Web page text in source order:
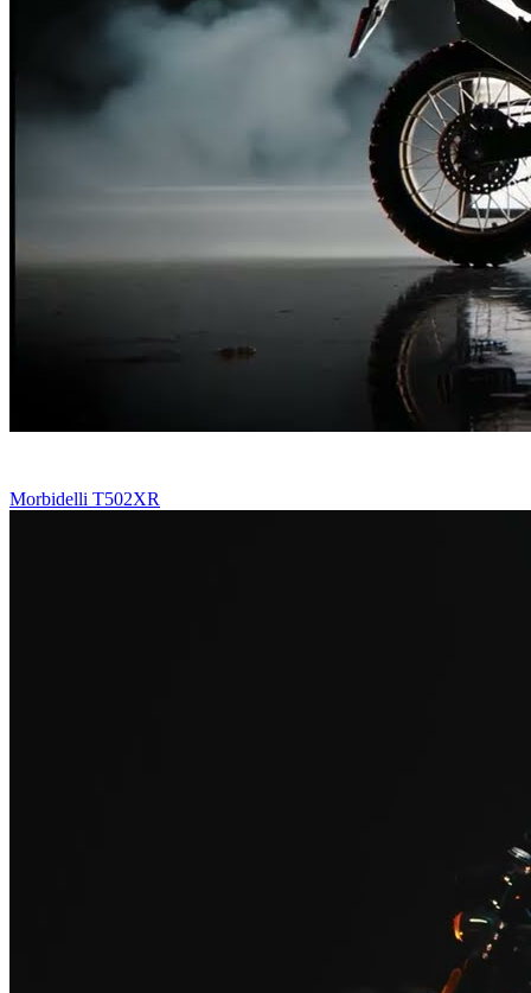
Morbidelli T502XR